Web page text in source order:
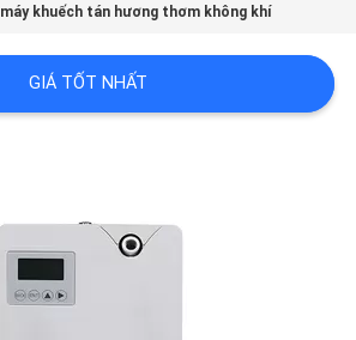
máy khuếch tán hương thơm không khí
GIÁ TỐT NHẤT